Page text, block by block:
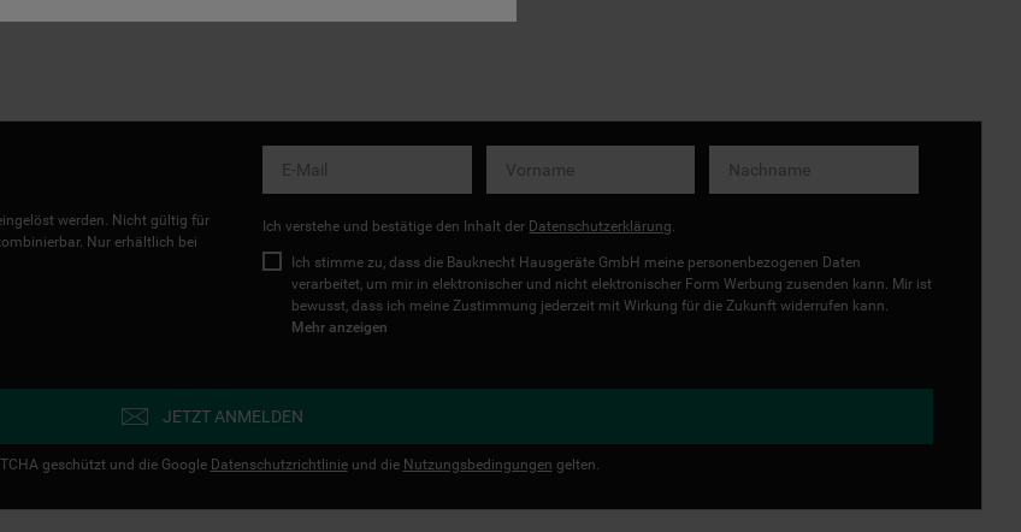
werden. Nicht gültig für
Nur erhältlich bei
Ich verstehe und bestätige den Inhalt der Datenschutzerklärung
Ich stimme zu, dass die Bauknecht Hausgeräte GmbH meine personenbezogenen Daten
verarbeitet, um mir in elektronischer und nicht elektronischer Form Werbung zusenden kann. Mir ist
bewusst, dass ich meine Zustimmung jederzeit mit Wirkung für die Zukunft widerrufen kann.
Mehr anzeigen
JETZT ANMELDEN
geschützt und die Google Datenschutzrichtlinieund die Nutzungsbedingungen gelten.